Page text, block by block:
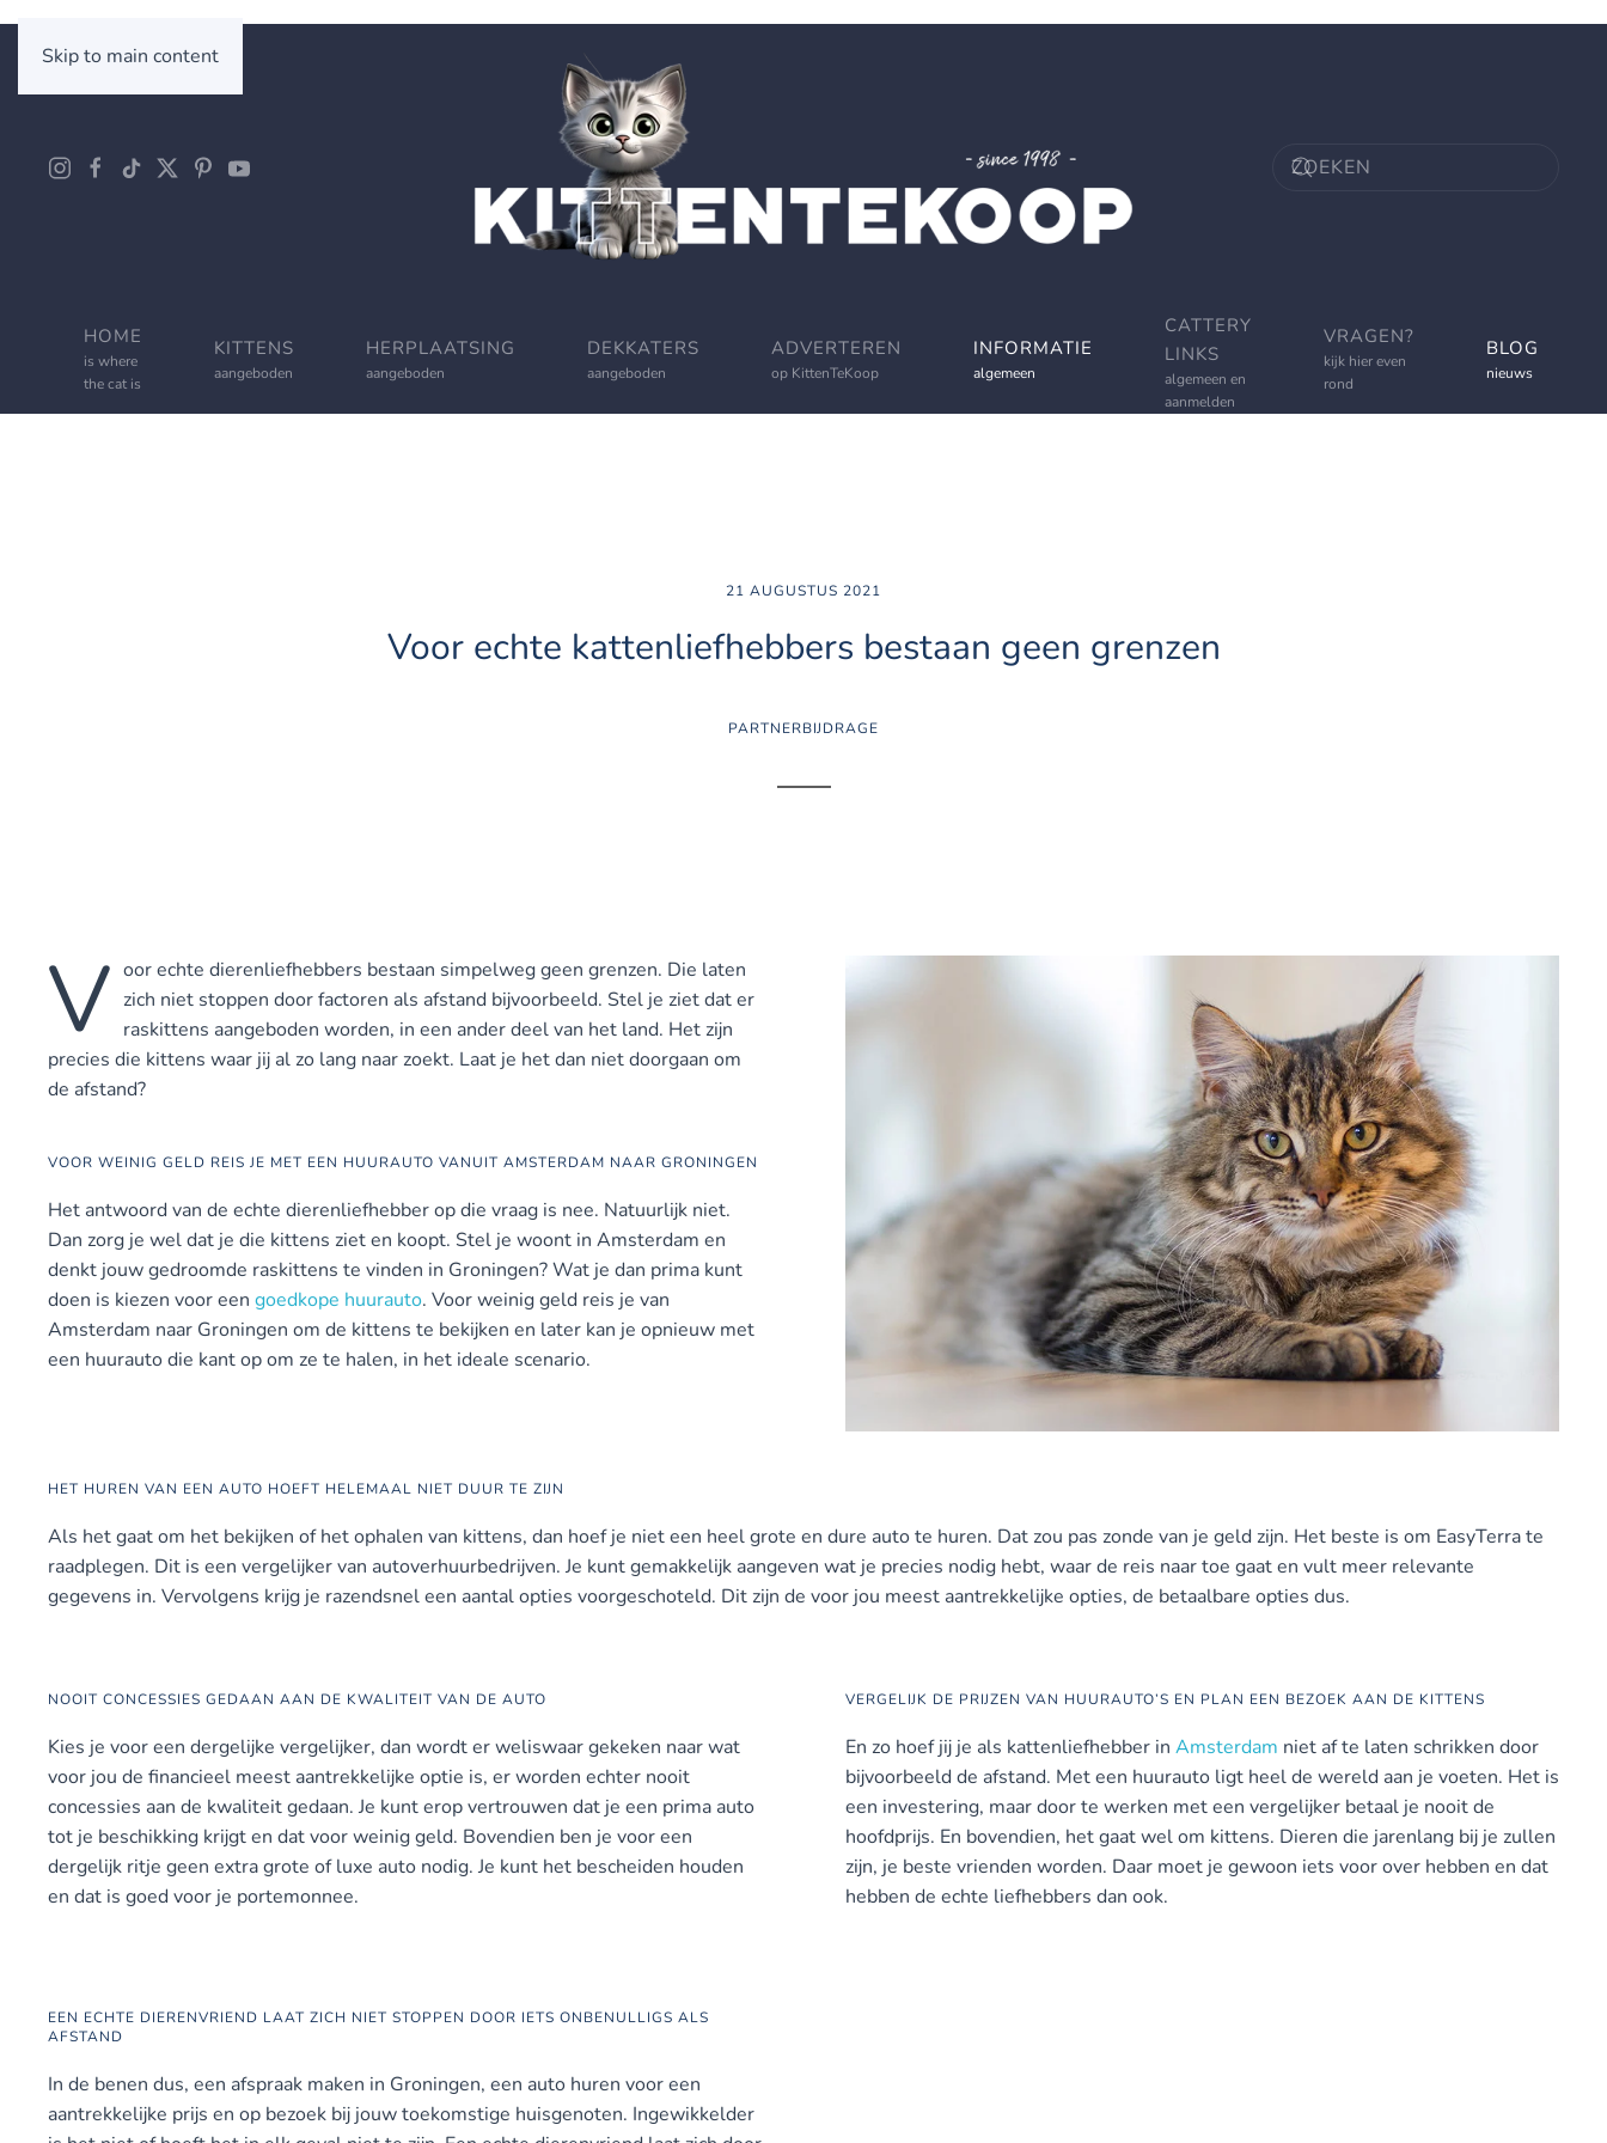
Skip to main content
HOME
is where
the cat is
KITTENS
aangeboden
HERPLAATSING
aangeboden
DEKKATERS
aangeboden
ADVERTEREN
op KittenTeKoop
INFORMATIE
algemeen
CATTERY
LINKS
algemeen en
aanmelden
VRAGEN?
kijk hier even
rond
BLOG
nieuws
21 AUGUSTUS 2021
Voor echte kattenliefhebbers bestaan geen grenzen
PARTNERBIJDRAGE
V oor echte dierenliefhebbers bestaan simpelweg geen grenzen. Die laten
zich niet stoppen door factoren als afstand bijvoorbeeld. Stel je ziet dat er
raskittens aangeboden worden, in een ander deel van het land. Het zijn
precies die kittens waar jij al zo lang naar zoekt. Laat je het dan niet doorgaan om
de afstand?
VOOR WEINIG GELD REIS JE MET EEN HUURAUTO VANUIT AMSTERDAM NAAR GRONINGEN
Het antwoord van de echte dierenliefhebber op die vraag is nee. Natuurlijk niet.
Dan zorg je wel dat je die kittens ziet en koopt. Stel je woont in Amsterdam en
denkt jouw gedroomde raskittens te vinden in Groningen? Wat je dan prima kunt
doen is kiezen voor een goedkope huurauto. Voor weinig geld reis je van
Amsterdam naar Groningen om de kittens te bekijken en later kan je opnieuw met
een huurauto die kant op om ze te halen, in het ideale scenario.
HET HUREN VAN EEN AUTO HOEFT HELEMAAL NIET DUUR TE ZIJN
Als het gaat om het bekijken of het ophalen van kittens, dan hoef je niet een heel grote en dure auto te huren. Dat zou pas zonde van je geld zijn. Het beste is om EasyTerra te
raadplegen. Dit is een vergelijker van autoverhuurbedrijven. Je kunt gemakkelijk aangeven wat je precies nodig hebt, waar de reis naar toe gaat en vult meer relevante
gegevens in. Vervolgens krijg je razendsnel een aantal opties voorgeschoteld. Dit zijn de voor jou meest aantrekkelijke opties, de betaalbare opties dus.
NOOIT CONCESSIES GEDAAN AAN DE KWALITEIT VAN DE AUTO
Kies je voor een dergelijke vergelijker, dan wordt er weliswaar gekeken naar wat
voor jou de financieel meest aantrekkelijke optie is, er worden echter nooit
concessies aan de kwaliteit gedaan. Je kunt erop vertrouwen dat je een prima auto
tot je beschikking krijgt en dat voor weinig geld. Bovendien ben je voor een
dergelijk ritje geen extra grote of luxe auto nodig. Je kunt het bescheiden houden
en dat is goed voor je portemonnee.
VERGELIJK DE PRIJZEN VAN HUURAUTO’S EN PLAN EEN BEZOEK AAN DE KITTENS
En zo hoef jij je als kattenliefhebber in Amsterdam niet af te laten schrikken door
bijvoorbeeld de afstand. Met een huurauto ligt heel de wereld aan je voeten. Het is
een investering, maar door te werken met een vergelijker betaal je nooit de
hoofdprijs. En bovendien, het gaat wel om kittens. Dieren die jarenlang bij je zullen
zijn, je beste vrienden worden. Daar moet je gewoon iets voor over hebben en dat
hebben de echte liefhebbers dan ook.
EEN ECHTE DIERENVRIEND LAAT ZICH NIET STOPPEN DOOR IETS ONBENULLIGS ALS
AFSTAND
In de benen dus, een afspraak maken in Groningen, een auto huren voor een
aantrekkelijke prijs en op bezoek bij jouw toekomstige huisgenoten. Ingewikkelder